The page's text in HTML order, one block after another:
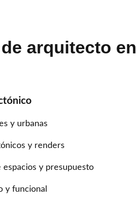
arquitecto en
y urbanas
y renders
y presupuesto
y funcional